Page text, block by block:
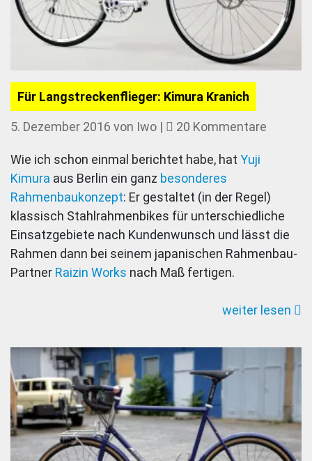
Für Langstreckenflieger: Kimura Kranich
5. Dezember 2016 von Iwo | 20 Kommentare
Kranich
Wie ich schon einmal berichtet habe, hat Yuji
Kimura aus Berlin ein ganz besonderes
Rahmenbaukonzept: Er gestaltet (in der Regel)
klassisch Stahlrahmenbikes für unterschiedliche
Einsatzgebiete nach Kundenwunsch und lässt die
Rahmen dann bei seinem japanischen Rahmenbau-
Partner Raizin Works nach Maß fertigen.
weiter lesen